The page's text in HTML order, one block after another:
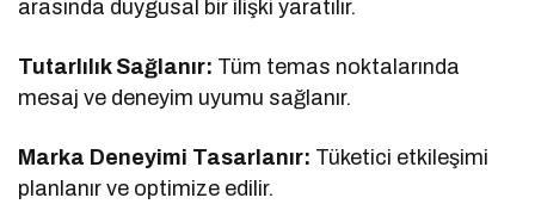
arasında duygusal bir ilişki yaratılır.
Tutarlılık Sağlanır: Tüm temas noktalarında
mesaj ve deneyim uyumu sağlanır.
Marka Deneyimi Tasarlanır: Tüketici etkileşimi
planlanır ve optimize edilir.